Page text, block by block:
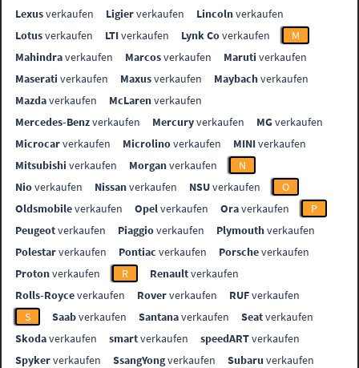
Lexusverkaufen Ligierverkaufen Lincolnverkaufen
Lotusverkaufen LTIverkaufen Lynk Coverkaufen
M
Mahindraverkaufen Marcosverkaufen Maruti verkaufen
Maserati verkaufen Maxusverkaufen Maybachverkaufen
Mazdaverkaufen McLarenverkaufen
Mercedes-Benzverkaufen Mercuryverkaufen MGverkaufen
Microcarverkaufen Microlinoverkaufen MINIverkaufen
Mitsubishi verkaufen Morganverkaufen
N
Nioverkaufen Nissanverkaufen NSUverkaufen
O
Oldsmobileverkaufen Opelverkaufen Oraverkaufen
P
Peugeotverkaufen Piaggioverkaufen Plymouthverkaufen
Polestarverkaufen Pontiac verkaufen Porscheverkaufen
Protonverkaufen R Renaultverkaufen
Rolls-Royceverkaufen Roververkaufen RUFverkaufen
S
Saabverkaufen Santanaverkaufen Seatverkaufen
Skodaverkaufen smartverkaufen speedARTverkaufen
Spykerverkaufen SsangYongverkaufen Subaru verkaufen